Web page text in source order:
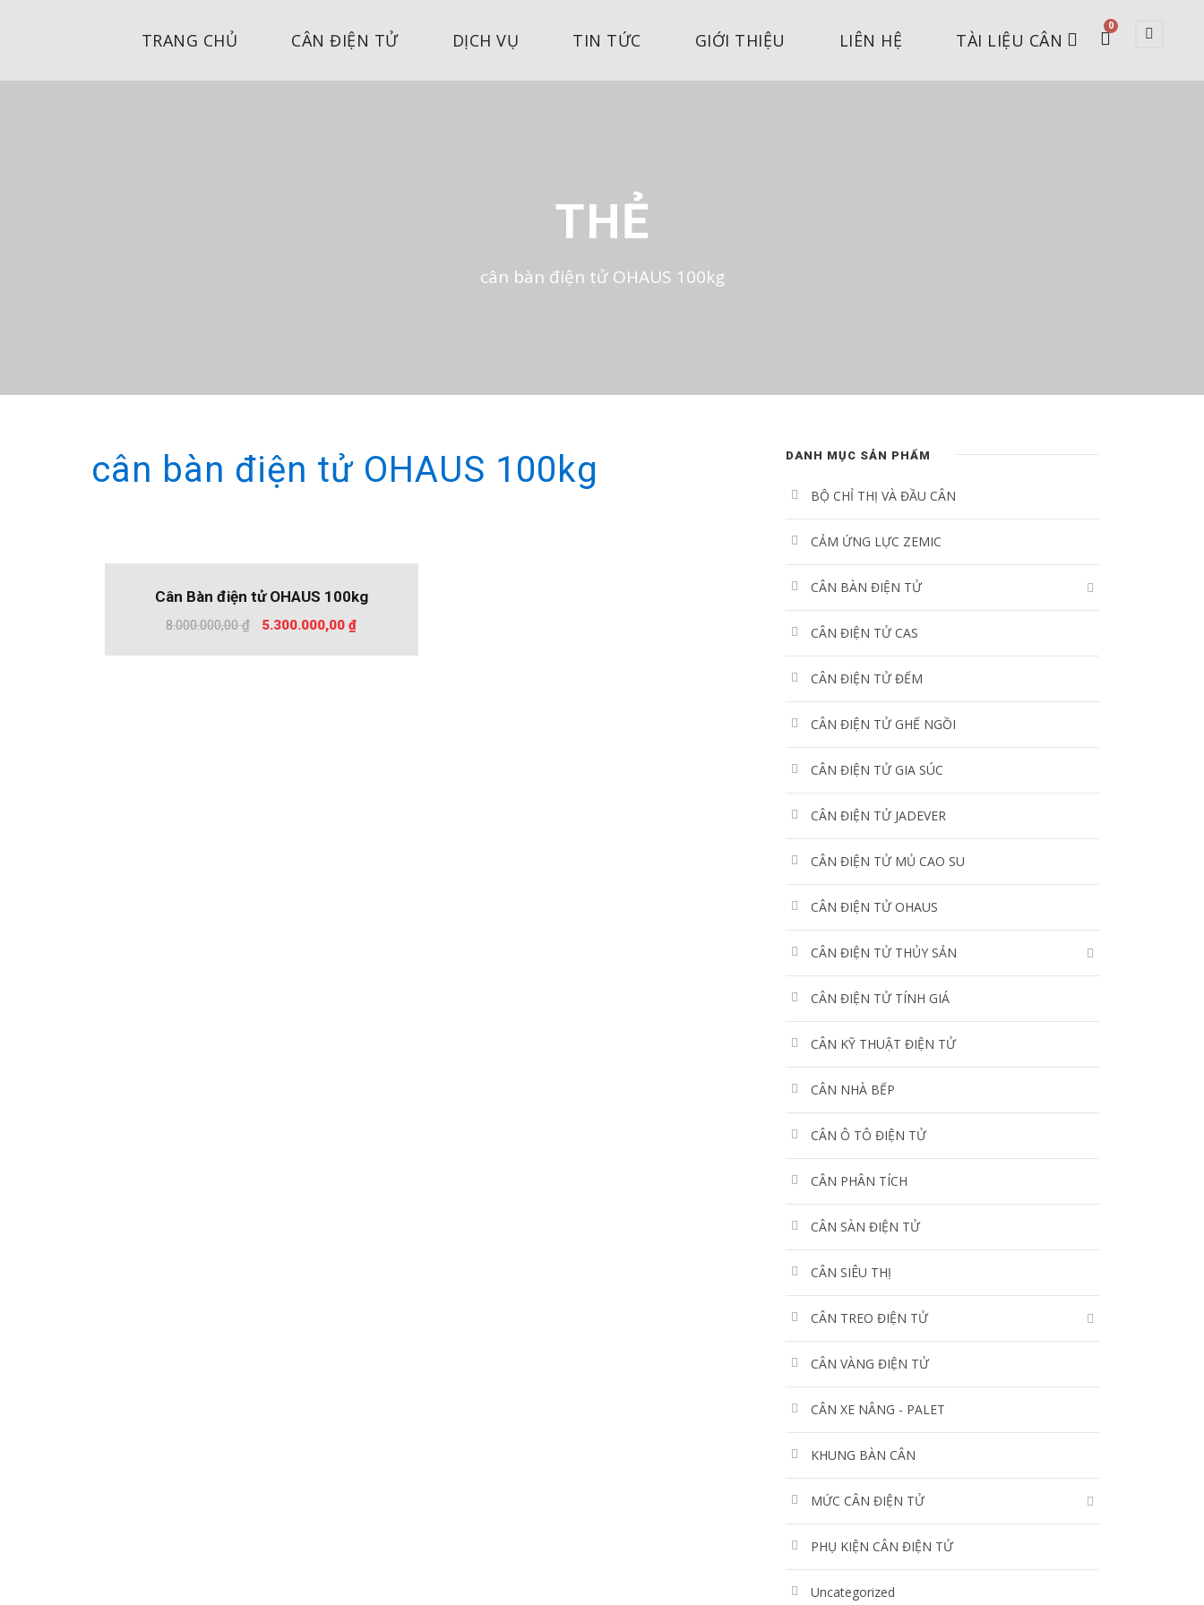
TRANG CHỦ CÂN ĐIỆN TỬ DỊCH VỤ TIN TỨC GIỚI THIỆU LIÊN HỆ TÀI LIỆU CÂN
0
THẺ
cân bàn điện tử OHAUS 100kg
cân bàn điện tử OHAUS 100kg
Cân Bàn điện tử OHAUS 100kg
8.000.000,00₫
Giá
5.300.000,00₫Giá
DANH MỤC SẢN PHẨM
BỘ CHỈ THỊ VÀ ĐẦU CÂN
CẢM ỨNG LỰC ZEMIC
CÂN BÀN ĐIỆN TỬ
CÂN ĐIỆN TỬ CAS
CÂN ĐIỆN TỬ ĐẾM
CÂN ĐIỆN TỬ GHẾ NGỒI
CÂN ĐIỆN TỬ GIA SÚC
CÂN ĐIỆN TỬ JADEVER
CÂN ĐIỆN TỬ MỦ CAO SU
CÂN ĐIỆN TỬ OHAUS
CÂN ĐIỆN TỬ THỦY SẢN
CÂN ĐIỆN TỬ TÍNH GIÁ
CÂN KỸ THUẬT ĐIỆN TỬ
CÂN NHÀ BẾP
CÂN Ô TÔ ĐIỆN TỬ
CÂN PHÂN TÍCH
CÂN SÀN ĐIỆN TỬ
CÂN SIÊU THỊ
CÂN TREO ĐIỆN TỬ
CÂN VÀNG ĐIỆN TỬ
CÂN XE NÂNG - PALET
KHUNG BÀN CÂN
MỨC CÂN ĐIỆN TỬ
PHỤ KIỆN CÂN ĐIỆN TỬ
Uncategorized